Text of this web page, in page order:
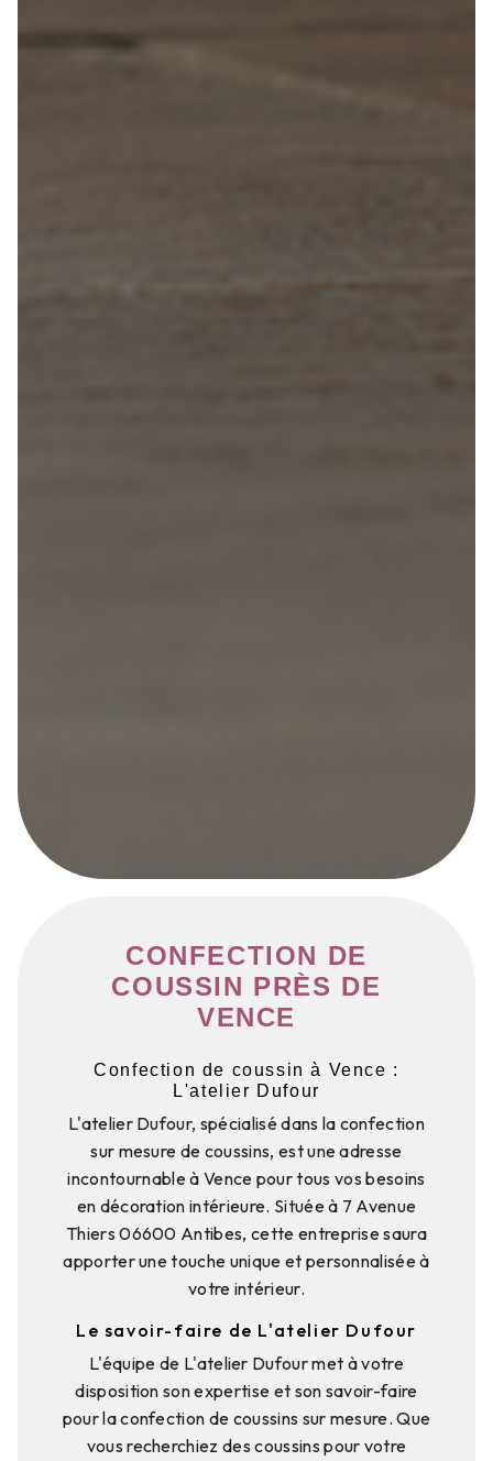
CONFECTION DE
COUSSIN PRÈS DE
VENCE
Confection de coussin à Vence :
L'atelier Dufour
L'atelier Dufour, spécialisé dans la confection
sur mesure de coussins, est une adresse
incontournable à Vence pour tous vos besoins
en décoration intérieure. Située à 7 Avenue
Thiers 06600 Antibes, cette entreprise saura
apporter une touche unique et personnalisée à
votre intérieur.
Le savoir-faire de L'atelier Dufour
L'équipe de L'atelier Dufour met à votre
disposition son expertise et son savoir-faire
pour la confection de coussins sur mesure. Que
vous recherchiez des coussins pour votre